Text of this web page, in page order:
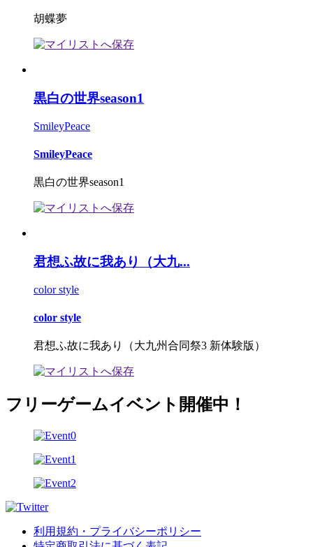
胡蝶夢
黒白の世界season1
SmileyPeace
SmileyPeace
黒白の世界season1
君想ふ故に我あり（大九...
color style
color style
君想ふ故に我あり（大九州合同祭3 新体験版）
フリーゲームイベント開催中！
利用規約・プライバシーポリシー